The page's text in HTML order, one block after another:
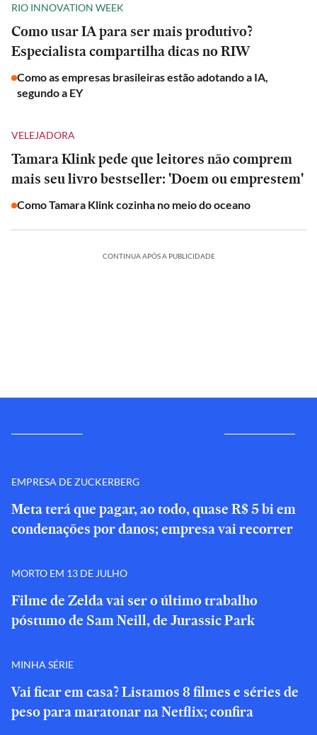
RIO INNOVATION WEEK
Como usar IA para ser mais produtivo?
Especialista compartilha dicas no RIW
Como as empresas brasileiras estão adotando a IA,
segundo a EY
VELEJADORA
Tamara Klink pede que leitores não comprem
mais seu livro bestseller: 'Doem ou emprestem'
Como Tamara Klink cozinha no meio do oceano
CONTINUA APÓS A PUBLICIDADE
EMPRESA DE ZUCKERBERG
Meta terá que pagar, ao todo, quase R$ 5 bi em
condenações por danos; empresa vai recorrer
MORTO EM 13 DE JULHO
Filme de Zelda vai ser o último trabalho
póstumo de Sam Neill, de Jurassic Park
MINHA SÉRIE
Vai ficar em casa? Listamos 8 filmes e séries de
peso para maratonar na Netflix; confira